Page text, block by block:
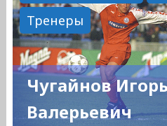
Тренеры
Чугайнов
Валерьевич